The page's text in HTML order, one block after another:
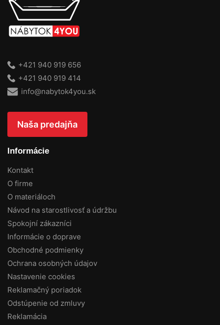
+421 940 919 656
+421 940 919 414
info@nabytok4you.sk
Naša predajňa
Informácie
Kontakt
O firme
O materiáloch
Návod na starostlivosť a údržbu
Spokojní zákazníci
Informácie o doprave
Obchodné podmienky
Ochrana osobných údajov
Nastavenie cookies
Reklamačný poriadok
Odstúpenie od zmluvy
Reklamácia